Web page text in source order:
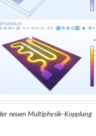
neuen Multiphysik-Kopplung